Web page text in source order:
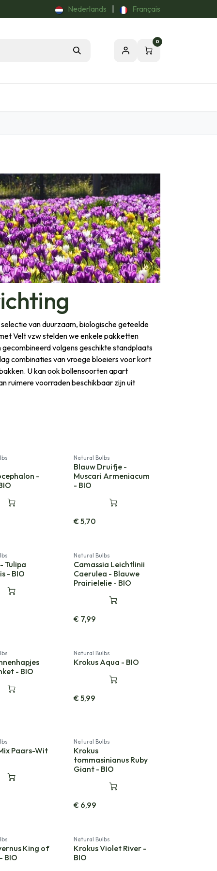
Nederlands Français
0
van duurzaam, biologische geteelde
Velt vzw stelden we enkele pakketten
volgens geschikte standplaats
combinaties van vroege bloeiers voor kort
U kan ook bollensoorten apart
ruimere voorraden beschikbaar zijn uit
-
Natural Bulbs
Blauw Druifje -
Muscari Armeniacum
- BIO
€5,70
Tulipa
- BIO
Natural Bulbs
Camassia Leichtlinii
Caerulea - Blauwe
Prairielelie - BIO
€ 7,99
- BIO
Natural Bulbs
Krokus Aqua - BIO
€5,99
Paars-Wit
Natural Bulbs
Krokus
tommasinianus Ruby
Giant - BIO
€ 6,99
King of
BIO
Natural Bulbs
Krokus Violet River -
BIO